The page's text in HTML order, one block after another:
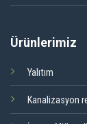
Ürünlerimiz
Yalıtım
Kanalizasyon